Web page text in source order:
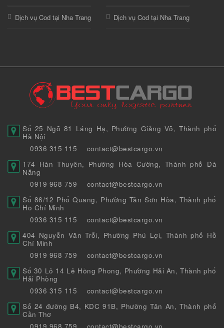
Dịch vụ Cod tại Nha Trang Dịch vụ Cod tại Nha Trang
Số 25 Ngõ 81 Láng Hạ, Phường Giảng Võ, Thành phố
Hà Nội
0936 315 115
contact@bestcargo.vn
174 Hàn Thuyên, Phường Hòa Cường, Thành phố Đà
Nẵng
0919 968 759
contact@bestcargo.vn
Số 86/12 Phổ Quang, Phường Tân Sơn Hòa, Thành phố
Hồ Chí Minh
0936 315 115
contact@bestcargo.vn
404 Nguyễn Văn Trỗi, Phường Phú Lợi, Thành phố Hồ
Chí Minh
0919 968 759
contact@bestcargo.vn
Số 30 Lô 14 Lê Hồng Phong, Phường Hải An, Thành phố
Hải Phòng
0936 315 115
contact@bestcargo.vn
Số 24 đường B4, KDC 91B, Phường Tân An, Thành phố
Cần Thơ